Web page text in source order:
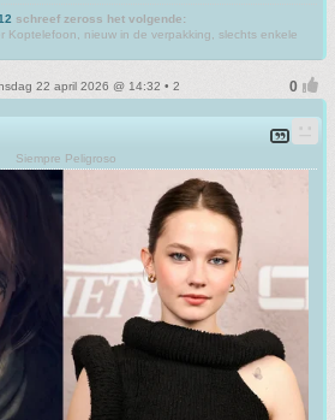
schreef zeross het volgende:
Koptelefoon, nieuw in de verpakking, slechts enkele
22 april 2026 @ 14:32 • 2
Siempre Peligroso